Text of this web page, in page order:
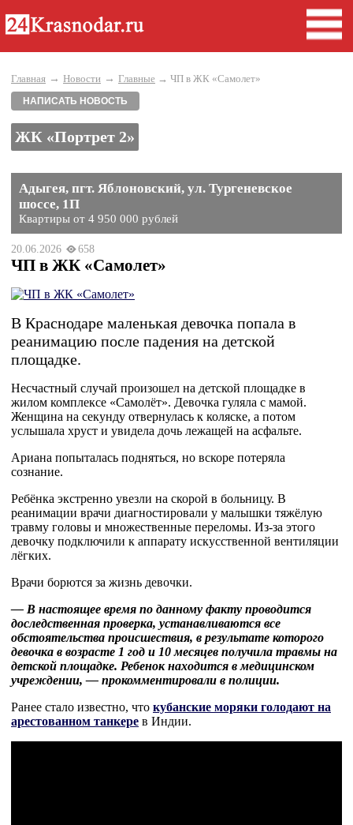
Главная → Новости → Главные → ЧП в ЖК «Самолет»
НАПИСАТЬ НОВОСТЬ
ЖК «Портрет 2»
Адыгея, пгт. Яблоновский, ул. Тургеневское
шоссе, 1П
Квартиры от 4 950 000 рублей
20.06.2026 658
ЧП в ЖК «Самолет»
В Краснодаре маленькая девочка попала в
реанимацию после падения на детской
площадке.
Несчастный случай произошел на детской площадке в
жилом комплексе «Самолёт». Девочка гуляла с мамой.
Женщина на секунду отвернулась к коляске, а потом
услышала хруст и увидела дочь лежащей на асфальте.
Ариана попыталась подняться, но вскоре потеряла
сознание.
Ребёнка экстренно увезли на скорой в больницу. В
реанимации врачи диагностировали у малышки тяжёлую
травму головы и множественные переломы. Из-за этого
девочку подключили к аппарату искусственной вентиляции
лёгких.
Врачи борются за жизнь девочки.
— В настоящее время по данному факту проводится
доследственная проверка, устанавливаются все
обстоятельства происшествия, в результате которого
девочка в возрасте 1 год и 10 месяцев получила травмы на
детской площадке. Ребенок находится в медицинском
учреждении, — прокомментировали в полиции.
Ранее стало известно, что кубанские моряки голодают на
арестованном танкере в Индии.